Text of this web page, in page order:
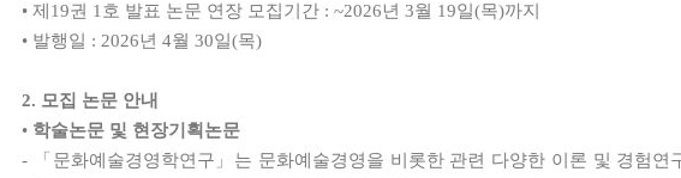
• 제 19권 1 호 발표 논문 연장 모집기간 : ~2026년 3월 19일(목)까지
• 발행일 : 2026년 4월 30일(목)
2. 모집 논문 안내
• 학술논문 및 현장기획논문
- 「 문화예술경영학연구 」 는 문화예술경영을 비롯한 관련 다양한 이론 및 경험연